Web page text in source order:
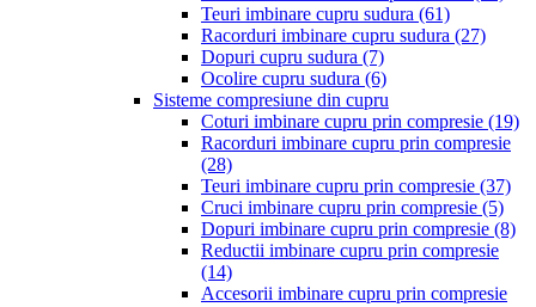
Teuri imbinare cupru sudura (61)
Racorduri imbinare cupru sudura (27)
Dopuri cupru sudura (7)
Ocolire cupru sudura (6)
Sisteme compresiune din cupru
Coturi imbinare cupru prin compresie (19)
Racorduri imbinare cupru prin compresie
(28)
Teuri imbinare cupru prin compresie (37)
Cruci imbinare cupru prin compresie (5)
Dopuri imbinare cupru prin compresie (8)
Reductii imbinare cupru prin compresie
(14)
Accesorii imbinare cupru prin compresie